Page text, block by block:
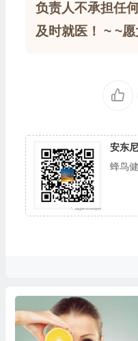
负责人不承担任
及时就医！ ~ ~
安东
蜂鸟